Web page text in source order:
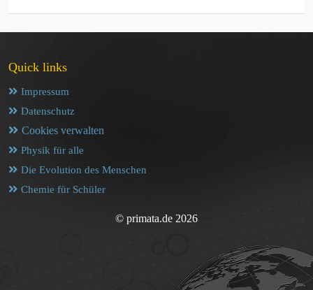
Quick links
Impressum
Datenschutz
Cookies verwalten
Physik für alle
Die Evolution des Menschen
Chemie für Schüler
© primata.de 2026